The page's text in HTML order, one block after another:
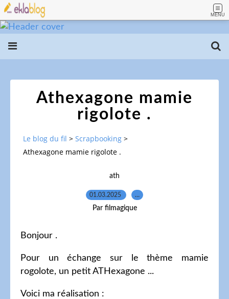
MENU
Athexagone mamie
rigolote .
Le blog du fil > Scrapbooking >
Athexagone mamie rigolote .
ath
01.03.2025 …
Par filmagique
Bonjour .
Pour un échange sur le thème mamie
rogolote, un petit ATHexagone ...
Voici ma réalisation :